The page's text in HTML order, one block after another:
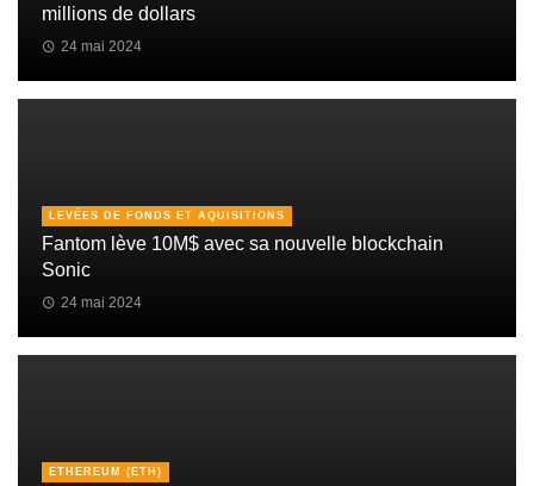
millions de dollars
24 mai 2024
LEVÉES DE FONDS ET AQUISITIONS
Fantom lève 10M$ avec sa nouvelle blockchain
Sonic
24 mai 2024
ETHEREUM (ETH)